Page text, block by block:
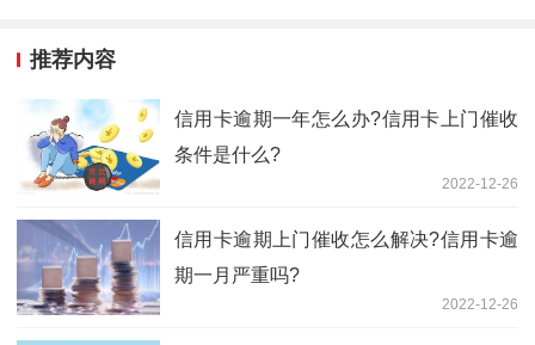
推荐内容
信用卡逾期一年怎么办?信用卡上门催收
条件是什么?
2022-12-26
信用卡逾期上门催收怎么解决?信用卡逾
期一月严重吗?
2022-12-26